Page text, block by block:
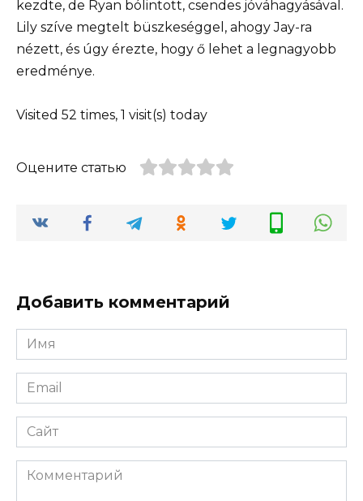
kezdte, de Ryan bólintott, csendes jóváhagyásával.
Lily szíve megtelt büszkeséggel, ahogy Jay-ra
nézett, és úgy érezte, hogy ő lehet a legnagyobb
eredménye.
Visited 52 times, 1 visit(s) today
Оцените статью
Добавить комментарий
Имя
*
Email
*
Сайт
Комментарий